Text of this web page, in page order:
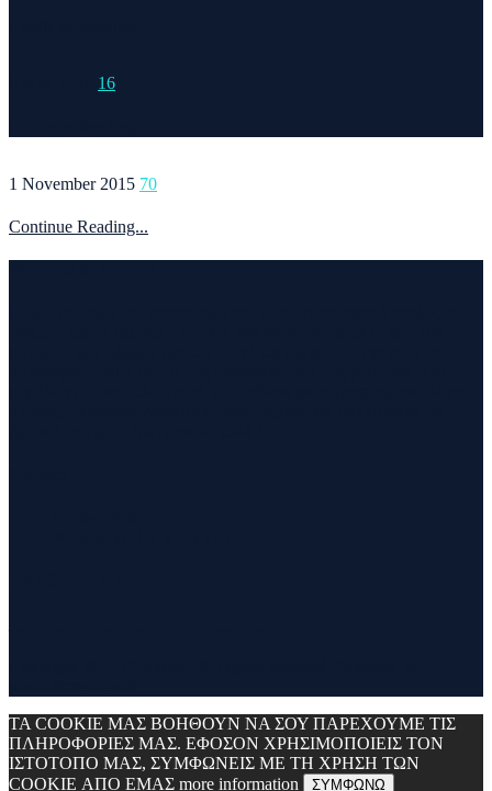
16
1 November 2015 70
Continue Reading...
ΤΑ COOKIE ΜΑΣ ΒΟΗΘΟΥΝ ΝΑ ΣΟΥ ΠΑΡΕΧΟΥΜΕ ΤΙΣ
ΠΛΗΡΟΦΟΡΙΕΣ ΜΑΣ. ΕΦΟΣΟΝ ΧΡΗΣΙΜΟΠΟΙΕΙΣ ΤΟΝ
ΙΣΤΟΤΟΠΟ ΜΑΣ, ΣΥΜΦΩΝΕΙΣ ΜΕ ΤΗ ΧΡΗΣΗ ΤΩΝ
COOKIE ΑΠΟ ΕΜΑΣ more information ΣΥΜΦΩΝΩ